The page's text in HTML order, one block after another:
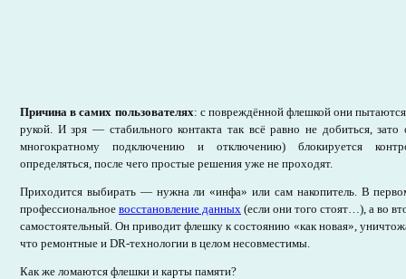
Причина в самих пользователях: с повреждённой флешкой они
рукой. И зря — стабильного контакта так всё равно не добиться, зато
многократному подключению и отключению) блокируется
определяться, после чего простые решения уже не проходят.
Приходится выбирать — нужна ли «инфа» или сам накопитель. В
профессиональное восстановление данных (если они того стоят…), а во
самостоятельный. Он приводит флешку к состоянию «как новая»,
что ремонтные и DR-технологии в целом несовместимы.
Как же ломаются флешки и карты памяти?